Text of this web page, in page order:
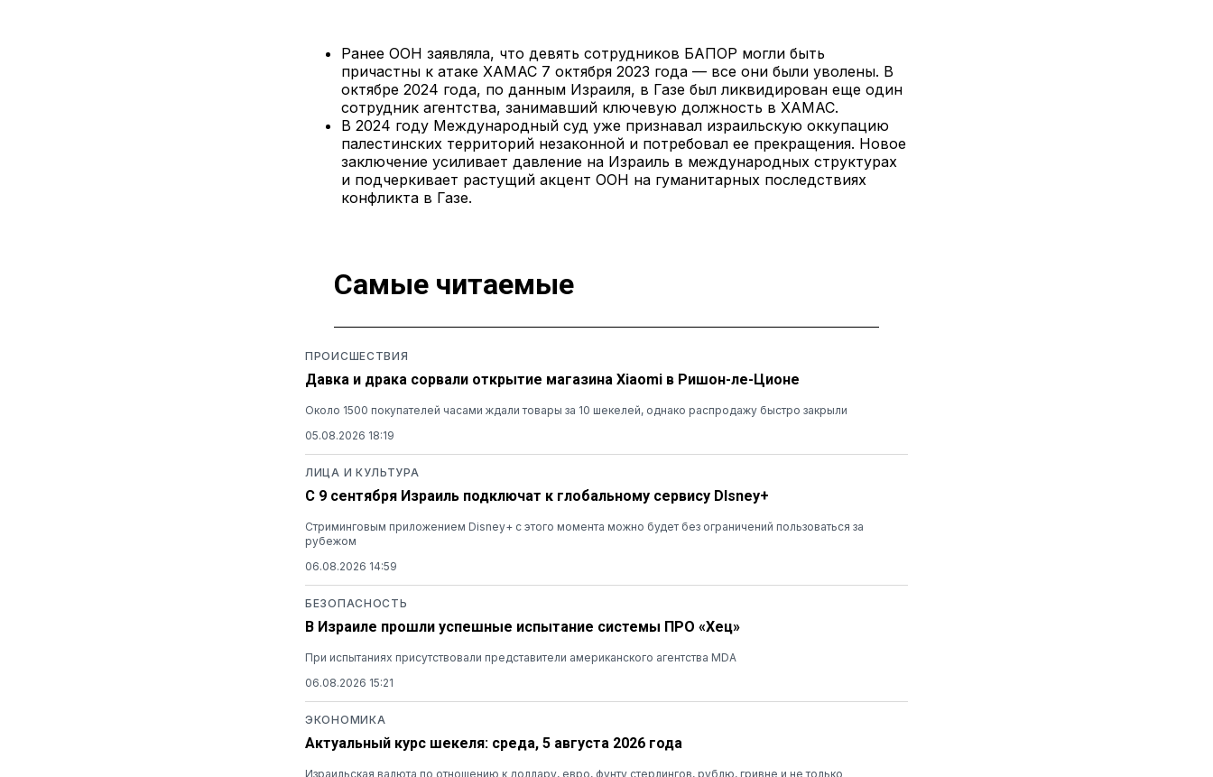
Ранее ООН заявляла, что девять сотрудников БАПОР могли быть
причастны к атаке ХАМАС 7 октября 2023 года — все они были уволены. В
октябре 2024 года, по данным Израиля, в Газе был ликвидирован еще один
сотрудник агентства, занимавший ключевую должность в ХАМАС.
В 2024 году Международный суд уже признавал израильскую оккупацию
палестинских территорий незаконной и потребовал ее прекращения. Новое
заключение усиливает давление на Израиль в международных структурах
и подчеркивает растущий акцент ООН на гуманитарных последствиях
конфликта в Газе.
Самые читаемые
ПРОИСШЕСТВИЯ
Давка и драка сорвали открытие магазина Xiaomi в Ришон-ле-Ционе
Около 1500 покупателей часами ждали товары за 10 шекелей, однако распродажу быстро закрыли
05.08.2026 18:19
ЛИЦА И КУЛЬТУРА
С 9 сентября Израиль подключат к глобальному сервису DIsney+
Стриминговым приложением Disney+ с этого момента можно будет без ограничений пользоваться за
рубежом
06.08.2026 14:59
БЕЗОПАСНОСТЬ
В Израиле прошли успешные испытание системы ПРО «Хец»
При испытаниях присутствовали представители американского агентства MDA
06.08.2026 15:21
ЭКОНОМИКА
Актуальный курс шекеля: среда, 5 августа 2026 года
Израильская валюта по отношению к доллару, евро, фунту стерлингов, рублю, гривне и не только